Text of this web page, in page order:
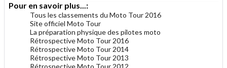
Pour en savoir plus...:
Tous les classements du Moto Tour 2016
Site officiel Moto Tour
La préparation physique des pilotes moto
Rétrospective Moto Tour 2016
Rétrospective Moto Tour 2014
Rétrospective Moto Tour 2013
Rétrospective Moto Tour 2012